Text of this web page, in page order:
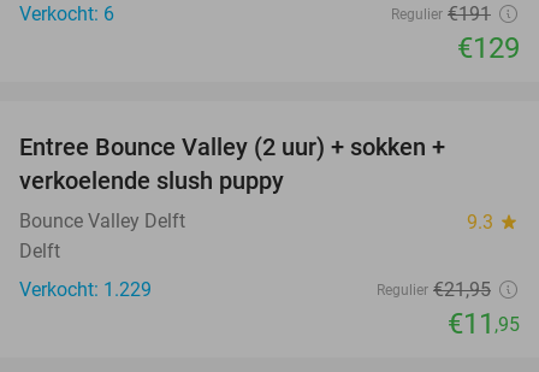
Verkocht: 6
Regulier €191
€129
Entree Bounce Valley (2 uur) + sokken +
verkoelende slush puppy
Bounce Valley Delft 9.3 star
Delft
Verkocht: 1.229
Regulier €21,95
€11 ,95